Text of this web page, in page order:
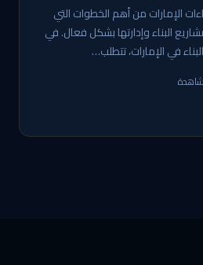
الإمارات من أهم الخطوات التي
البناء وإدارتها بشكل فعال. في
في الإمارات، تتطلب…